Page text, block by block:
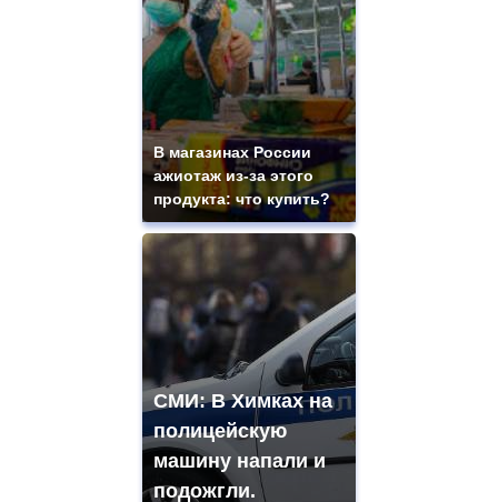
В магазинах России
ажиотаж из-за этого
продукта: что купить?
СМИ: В Химках на
полицейскую
машину напали и
подожгли.